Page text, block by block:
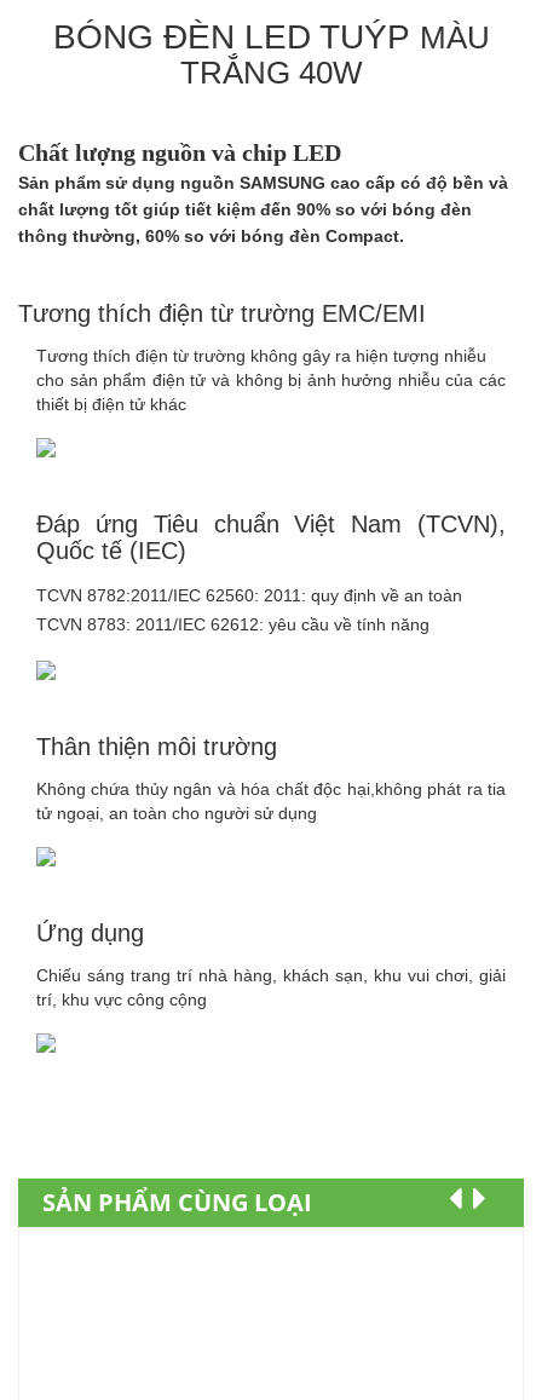
BÓNG ĐÈN LED TUÝP MÀU
TRẮNG 40W
Chất lượng nguồn và chip LED
Sản phẩm sử dụng nguồn SAMSUNG cao cấp có độ bền và
chất lượng tốt giúp tiết kiệm đến 90% so với bóng đèn
thông thường, 60% so với bóng đèn Compact.
Tương thích điện từ trường EMC/EMI
Tương thích điện từ trường không gây ra hiện tượng nhiễu
cho sản phẩm điện tử và không bị ảnh hưởng nhiễu của các
thiết bị điện tử khác
Đáp ứng Tiêu chuẩn Việt Nam (TCVN),
Quốc tế (IEC)
TCVN 8782:2011/IEC 62560: 2011: quy định về an toàn
TCVN 8783: 2011/IEC 62612: yêu cầu về tính năng
Thân thiện môi trường
Không chứa thủy ngân và hóa chất độc hại,không phát ra tia
tử ngoại, an toàn cho người sử dụng
Ứng dụng
Chiếu sáng trang trí nhà hàng, khách sạn, khu vui chơi, giải
trí, khu vực công cộng
SẢN PHẨM CÙNG LOẠI